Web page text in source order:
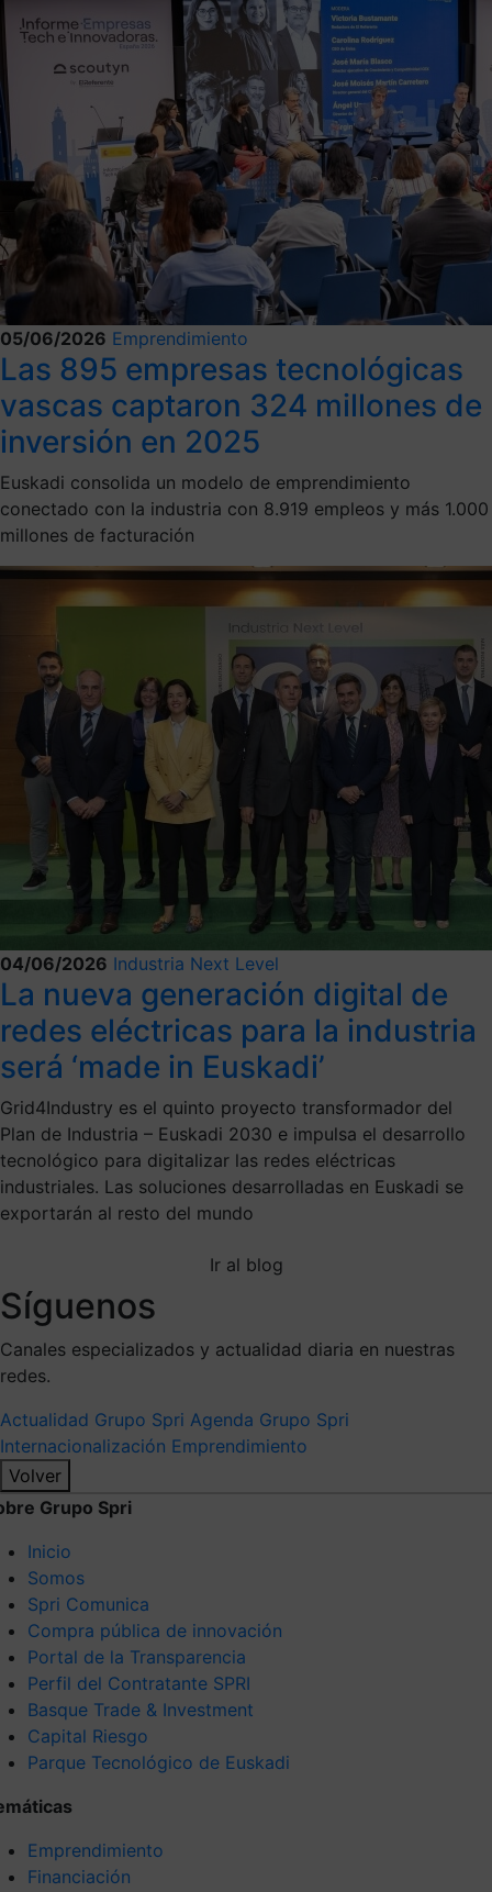
05/06/2026 Emprendimiento
Las 895 empresas tecnológicas
vascas captaron 324 millones de
inversión en 2025
Euskadi consolida un modelo de emprendimiento
conectado con la industria con 8.919 empleos y más 1.000
millones de facturación
04/06/2026 Industria Next Level
La nueva generación digital de
redes eléctricas para la industria
será ‘made in Euskadi’
Grid4Industry es el quinto proyecto transformador del
Plan de Industria – Euskadi 2030 e impulsa el desarrollo
tecnológico para digitalizar las redes eléctricas
industriales. Las soluciones desarrolladas en Euskadi se
exportarán al resto del mundo
Ir al blog
Síguenos
Canales especializados y actualidad diaria en nuestras
redes.
Actualidad Grupo Spri Agenda Grupo Spri
Internacionalización Emprendimiento
Volver
Grupo Spri
Inicio
Somos
Spri Comunica
Compra pública de innovación
Portal de la Transparencia
Perfil del Contratante SPRI
Basque Trade & Investment
Capital Riesgo
Parque Tecnológico de Euskadi
Emprendimiento
Financiación